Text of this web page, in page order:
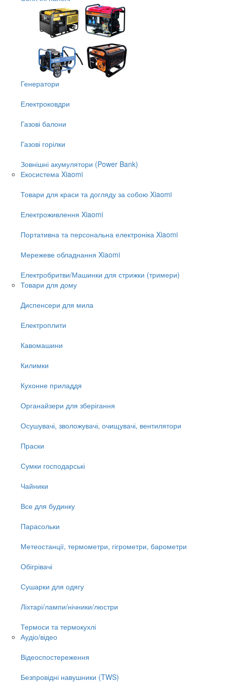
Генератори
Електроковдри
Газові балони
Газові горілки
Зовнішні акумулятори (Power Bank)
Екосистема Xiaomi
Товари для краси та догляду за собою Xiaomi
Електроживлення Xiaomi
Портативна та персональна електроніка Xiaomi
Мережеве обладнання Xiaomi
Електробритви/Машинки для стрижки (тримери)
Товари для дому
Диспенсери для мила
Електроплити
Кавомашини
Килимки
Кухонне приладдя
Органайзери для зберігання
Осушувачі, зволожувачі, очищувачі, вентилятори
Праски
Сумки господарські
Чайники
Все для будинку
Парасольки
Метеостанції, термометри, гігрометри, барометри
Обігрівачі
Сушарки для одягу
Ліхтарі/лампи/нічники/люстри
Термоси та термокухлі
Аудіо/відео
Відеоспостереження
Безпровідні навушники (TWS)